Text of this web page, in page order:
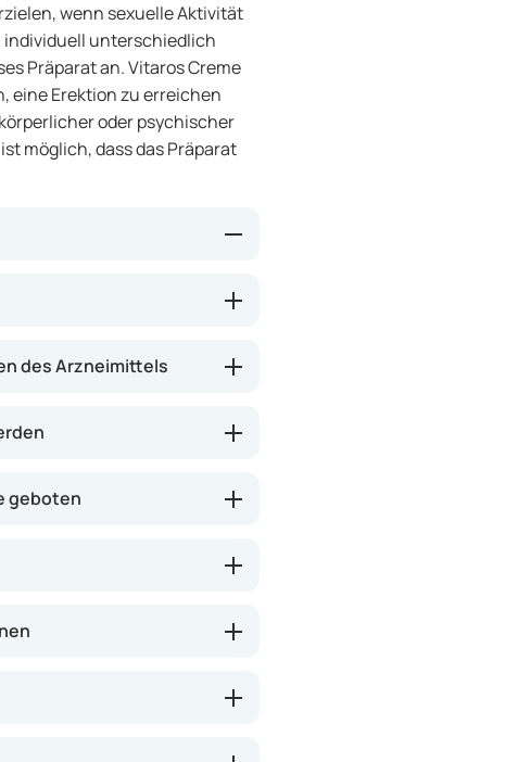
wenn sexuelle Aktivität
individuell unterschiedlich
Präparat an. Vitaros Creme
eine Erektion zu erreichen
oder psychischer
möglich, dass das Präparat
einströmen, was eine
kann, meist innerhalb von
eine sexuelle Stimulation
des Arzneimittels
geboten